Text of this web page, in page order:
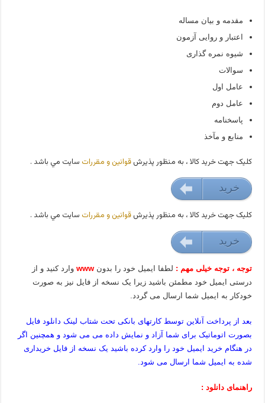
مقدمه و بیان مساله
اعتبار و روایی آزمون
شیوه نمره گذاری
سوالات
عامل اول
عامل دوم
پاسخنامه
منابع و مآخذ
کليک جهت خريد کالا ، به منظور پذيرشقوانين و مقررات سايت مي باشد .
35000 تومان خريد
کليک جهت خريد کالا ، به منظور پذيرشقوانين و مقررات سايت مي باشد .
35000 تومان خريد
توجه ، توجه خیلی مهم : لطفا ایمیل خود را بدون www
وارد کنید و از
درستی ایمیل خود مطمئن باشید زیرا یک نسخه از فایل نیز به صورت
خودکار به ایمیل شما ارسال می گردد.
بعد از پرداخت آنلاین توسط کارتهای بانکی تحت شتاب لینک دانلود فایل
بصورت اتوماتیک برای شما آزاد و نمایش داده می می شود و همچنین اگر
در هنگام خرید ایمیل خود را وارد کرده باشید یک نسخه از فایل خریداری
شده به ایمیل شما ارسال می شود.
راهنمای دانلود :